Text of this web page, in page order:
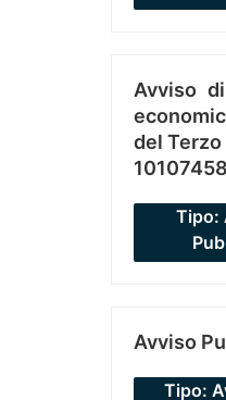
Avviso
del Terzo
Tipo:
Avviso
Tipo: